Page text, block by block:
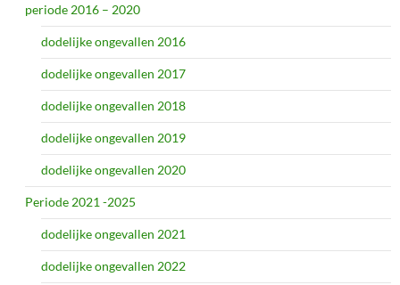
periode 2016 – 2020
dodelijke ongevallen 2016
dodelijke ongevallen 2017
dodelijke ongevallen 2018
dodelijke ongevallen 2019
dodelijke ongevallen 2020
Periode 2021 -2025
dodelijke ongevallen 2021
dodelijke ongevallen 2022